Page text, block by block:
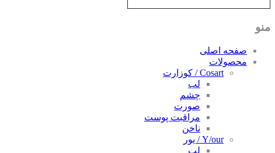
منو
صفحه اصلی
محصولات
Cosart / کوزارت
لب
چشم
صورت
مراقبت پوست
ناخن
Y/our / یور
لب